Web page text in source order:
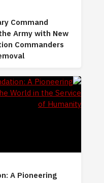
Command
Army with New
Commanders
A Pioneering